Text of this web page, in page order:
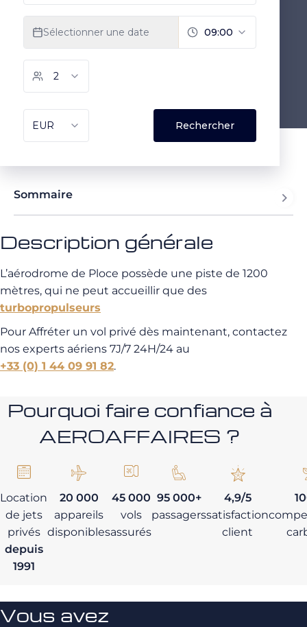
Sommaire
Description générale
L’aérodrome de Ploce possède une piste de 1200
mètres, qui ne peut accueillir que des
turbopropulseurs
Pour Affréter un vol privé dès maintenant, contactez
nos experts aériens 7J/7 24H/24 au
+33 (0) 1 44 09 91 82.
Pourquoi faire confiance à
AEROAFFAIRES ?
Location
de jets
privés
depuis
1991
20 000
appareils
disponibles
45 000
vols
assurés
95 000+
passagers
4,9/5
satisfaction
client
Vous avez